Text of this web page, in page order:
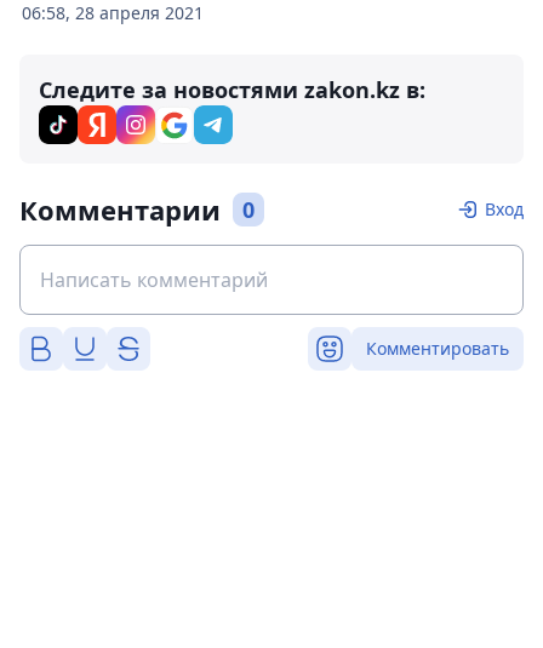
06:58, 28 апреля 2021
Следите за новостями zakon.kz в:
Комментарии 0 Вход
Комментировать